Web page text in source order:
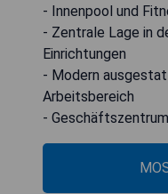
- Innenpool und
- Zentrale Lage in
Einrichtungen
- Modern
Arbeitsbereich
-